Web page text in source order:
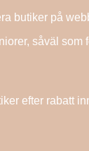
butiker på
såväl
efter rabatt